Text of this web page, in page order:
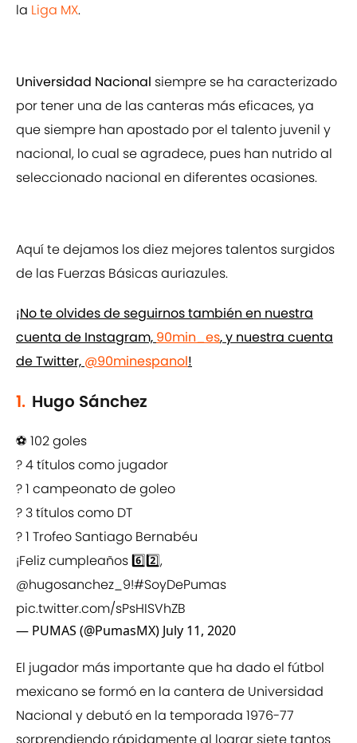
la Liga MX.
Universidad Nacional siempre se ha caracterizado
por tener una de las canteras más eficaces, ya
que siempre han apostado por el talento juvenil y
nacional, lo cual se agradece, pues han nutrido al
seleccionado nacional en diferentes ocasiones.
Aquí te dejamos los diez mejores talentos surgidos
de las Fuerzas Básicas auriazules.
¡No te olvides de seguirnos también en nuestra
cuenta de Instagram, 90min_es, y nuestra cuenta
de Twitter, @90minespanol!
1. Hugo Sánchez
⚽ 102 goles
? 4 títulos como jugador
? 1 campeonato de goleo
? 3 títulos como DT
? 1 Trofeo Santiago Bernabéu
¡Feliz cumpleaños 6️⃣2️⃣,
@hugosanchez_9!#SoyDePumas
pic.twitter.com/sPsHISVhZB
— PUMAS (@PumasMX) July 11, 2020
El jugador más importante que ha dado el fútbol
mexicano se formó en la cantera de Universidad
Nacional y debutó en la temporada 1976-77